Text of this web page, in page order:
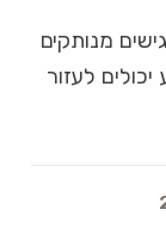
מנותקים
לעזור